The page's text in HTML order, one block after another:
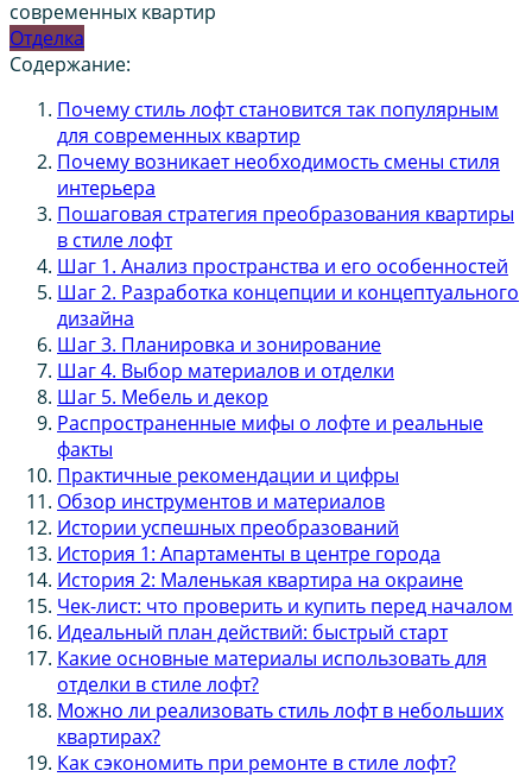
Отделка
Содержание:
Почему стиль лофт становится так популярным
для современных квартир
Почему возникает необходимость смены стиля
интерьера
Пошаговая стратегия преобразования квартиры
в стиле лофт
Шаг 1. Анализ пространства и его особенностей
Шаг 2. Разработка концепции и концептуального
дизайна
Шаг 3. Планировка и зонирование
Шаг 4. Выбор материалов и отделки
Шаг 5. Мебель и декор
Распространенные мифы о лофте и реальные
факты
Практичные рекомендации и цифры
Обзор инструментов и материалов
Истории успешных преобразований
История 1: Апартаменты в центре города
История 2: Маленькая квартира на окраине
Чек-лист: что проверить и купить перед началом
Идеальный план действий: быстрый старт
Какие основные материалы использовать для
отделки в стиле лофт?
Можно ли реализовать стиль лофт в небольших
квартирах?
Как сэкономить при ремонте в стиле лофт?